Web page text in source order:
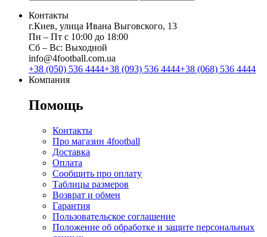
Контакты
г.Киев, улица Ивана Выговского, 13
Пн ‒ Пт с 10:00 до 18:00
Сб ‒ Вс: Выходной
info@4football.com.ua
+38 (050) 536 4444+38 (093) 536 4444+38 (068) 536 4444
Компания
Помощь
Контакты
Про магазин 4football
Доставка
Оплата
Сообщить про оплату
Таблицы размеров
Возврат и обмен
Гарантия
Пользовательское соглашение
Положение об обработке и защите персональных